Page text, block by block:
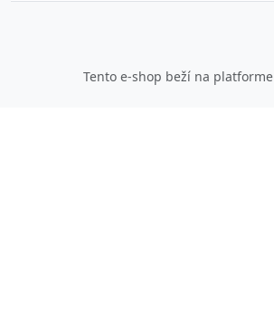
Tento e-shop beží na platforme